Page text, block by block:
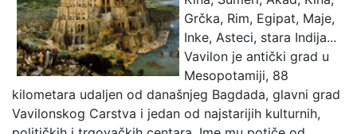
Grčka, Rim, Egipat, Maje,
Inke, Asteci, stara Indija...
Vavilon je antički grad u
Mesopotamiji, 88
kilometara udaljen od današnjeg Bagdada, glavni grad
Vavilonskog Carstva i jedan od najstarijih kulturnih,